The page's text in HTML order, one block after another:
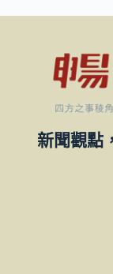
新聞觀點